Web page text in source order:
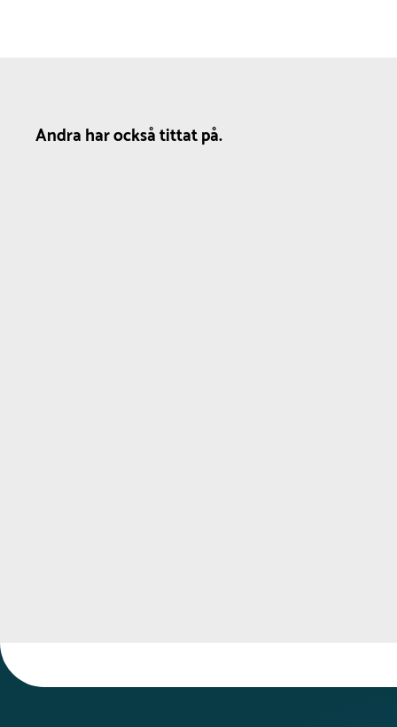
Andra har också tittat på.